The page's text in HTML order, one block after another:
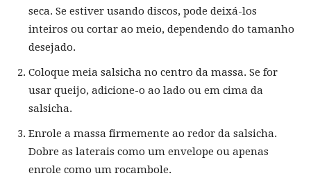
seca. Se estiver usando discos, pode deixá-los
inteiros ou cortar ao meio, dependendo do tamanho
desejado.
Coloque meia salsicha no centro da massa. Se for
usar queijo, adicione-o ao lado ou em cima da
salsicha.
Enrole a massa firmemente ao redor da salsicha.
Dobre as laterais como um envelope ou apenas
enrole como um rocambole.